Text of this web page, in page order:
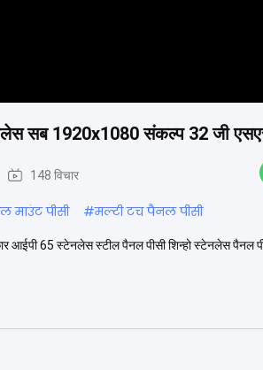
सब 1920x1080 संकल्प 32 जी
148 विचार
माउंट पीसी #मल्टी टच पैनल पीसी
65 स्टेनलेस स्टील पैनल पीसी शिन्हो स्टेनलेस पैनल